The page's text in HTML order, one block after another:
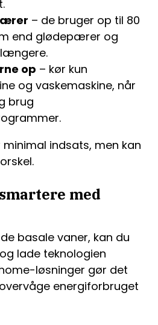
– de bruger op til 80
end glødepærer og
op – kør kun
og vaskemaskine, når
brug
indsats, men kan
med
basale vaner, kan du
lade teknologien
løsninger gør det
energiforbruget